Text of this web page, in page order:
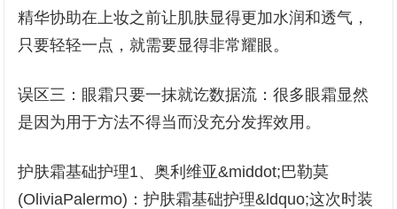
精华协助在上妆之前让肌肤显得更加水润和透气，
只要轻轻一点，就需要显得非常耀眼。
误区三：眼霜只要一抹就讫数据流：很多眼霜显然
是因为用于方法不得当而没充分发挥效用。
护肤霜基础护理1、奥利维亚&middot;巴勒莫
(OliviaPalermo)：护肤霜基础护理&ldquo;这次时装